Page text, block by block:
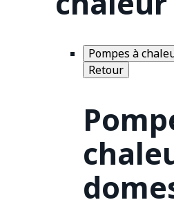
Pompes à
Retour